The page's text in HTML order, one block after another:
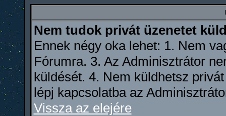
Nem tudok privát üzenetet
Ennek négy oka lehet: 1. Nem
Fórumra. 3. Az Adminisztrátor
küldését. 4. Nem küldhetsz
lépj kapcsolatba az
Vissza az elejére